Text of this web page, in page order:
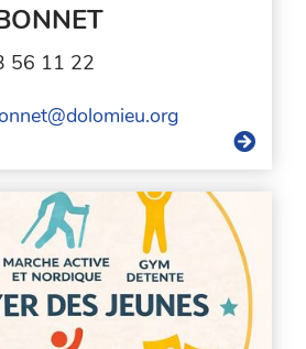
56 11 22